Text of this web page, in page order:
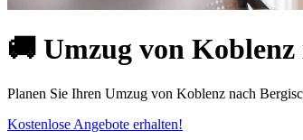
🚚 Umzug von
Planen Sie Ihren Umzug von Koblenz nach
Kostenlose Angebote erhalten!